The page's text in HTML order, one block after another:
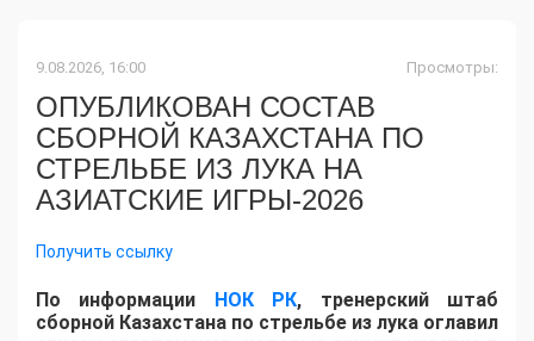
9.08.2026, 16:00 Просмотры:
ОПУБЛИКОВАН СОСТАВ
СБОРНОЙ КАЗАХСТАНА ПО
СТРЕЛЬБЕ ИЗ ЛУКА НА
АЗИАТСКИЕ ИГРЫ-2026
Получить ссылку
По информации НОК РК, тренерский штаб
сборной Казахстана по стрельбе из лука оглавил